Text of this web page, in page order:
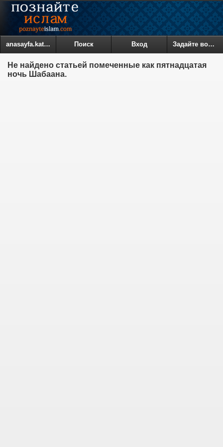
anasayfa.kategoriler Поиск Вход Задайте вопрос
Не найдено статьей помеченные как пятнадцатая
ночь Шабаана.